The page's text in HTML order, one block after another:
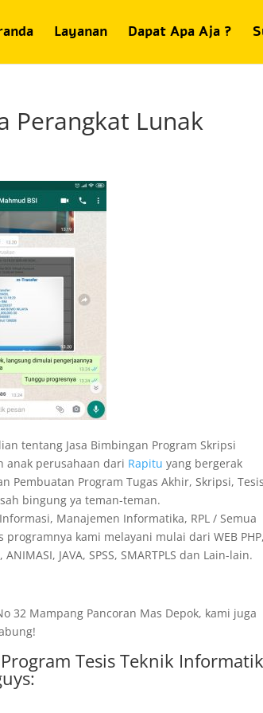
Layanan Dapat Apa Aja ?
Perangkat Lunak
tentang Jasa Bimbingan Program Skripsi
anak perusahaan dari Rapitu yang bergerak
Program Tugas Akhir, Skripsi,
bingung ya teman-teman.
Manajemen Informatika, RPL / Semua
kami melayani mulai dari WEB
ANIMASI, JAVA, SPSS, SMARTPLS dan Lain-lain.
32 Mampang Pancoran Mas Depok, kami juga
Tesis Teknik